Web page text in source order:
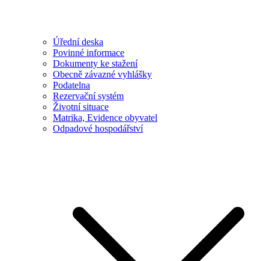
Úřední deska
Povinné informace
Dokumenty ke stažení
Obecně závazné vyhlášky
Podatelna
Rezervační systém
Životní situace
Matrika, Evidence obyvatel
Odpadové hospodářství